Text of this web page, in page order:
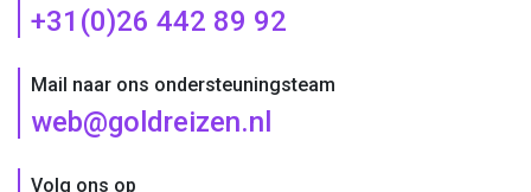
+31(0)26 442 89 92
Mail naar ons ondersteuningsteam
web@goldreizen.nl
Volg ons op